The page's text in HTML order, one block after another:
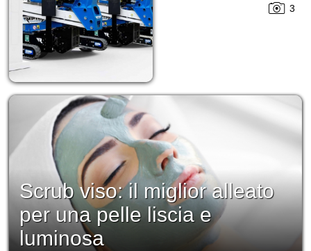
3
Scrub viso: il miglior alleato
per una pelle liscia e
luminosa